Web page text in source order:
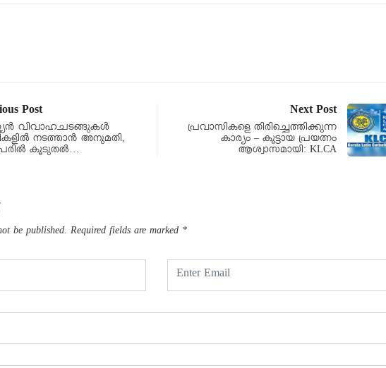
Post
വിവാഹചടങ്ങുകള്‍
നടത്താന്‍ അനുമതി,
കൂടുതല്‍…
Next Post
പ്രവാസികളെ തിരിച്ചെത്തിക്കുന്ന
കാര്യം – കൂട്ടായ പ്രയത്നം
ആശ്വാസമായി: KLCA
be published. Required fields are marked *